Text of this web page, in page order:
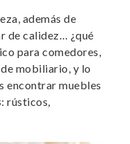
además de
de calidez… ¿qué
para comedores,
mobiliario, y lo
encontrar muebles
: rústicos,